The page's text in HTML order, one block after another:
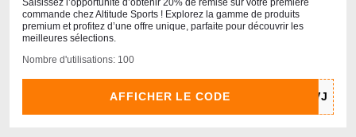
commande chez Altitude Sports ! Explorez la gamme de produits
premium et profitez d’une offre unique, parfaite pour découvrir les
meilleures sélections.
Nombre d'utilisations: 100
AFFICHER LE CODE